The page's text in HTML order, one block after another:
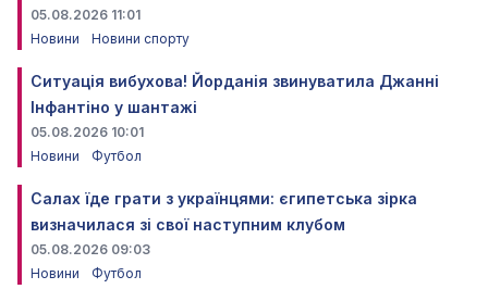
05.08.2026 11:01
Новини
Новини спорту
Ситуація вибухова! Йорданія звинуватила Джанні
Інфантіно у шантажі
05.08.2026 10:01
Новини
Футбол
Салах їде грати з українцями: єгипетська зірка
визначилася зі свої наступним клубом
05.08.2026 09:03
Новини
Футбол